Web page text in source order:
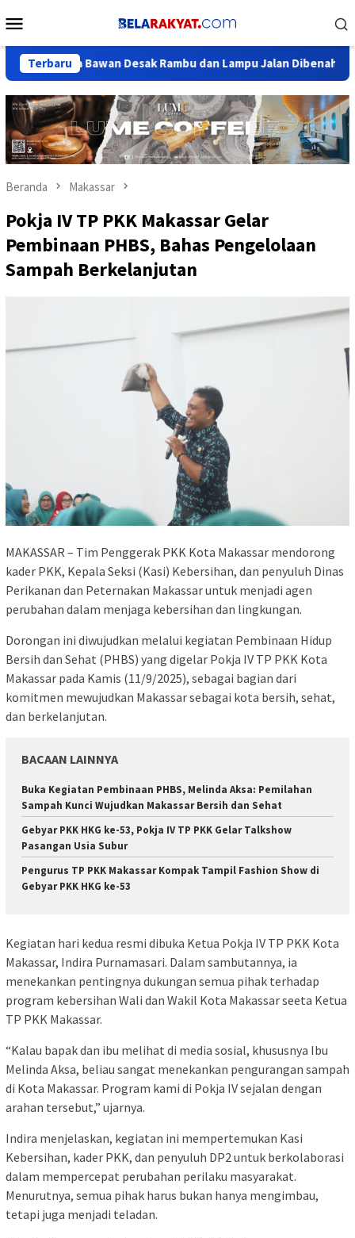
ke
Mobile
Terbaru
Bawan Desak Rambu dan Lampu Jalan Dibenahi: Jangan
Beranda Makassar
Pokja IV TP PKK Makassar Gelar
Pembinaan PHBS, Bahas Pengelolaan
Sampah Berkelanjutan
MAKASSAR – Tim Penggerak PKK Kota Makassar mendorong
kader PKK, Kepala Seksi (Kasi) Kebersihan, dan penyuluh Dinas
Perikanan dan Peternakan Makassar untuk menjadi agen
perubahan dalam menjaga kebersihan dan lingkungan.
Dorongan ini diwujudkan melalui kegiatan Pembinaan Hidup
Bersih dan Sehat (PHBS) yang digelar Pokja IV TP PKK Kota
Makassar pada Kamis (11/9/2025), sebagai bagian dari
komitmen mewujudkan Makassar sebagai kota bersih, sehat,
dan berkelanjutan.
BACAAN LAINNYA
Buka Kegiatan Pembinaan PHBS, Melinda Aksa: Pemilahan
Sampah Kunci Wujudkan Makassar Bersih dan Sehat
Gebyar PKK HKG ke-53, Pokja IV TP PKK Gelar Talkshow
Pasangan Usia Subur
Pengurus TP PKK Makassar Kompak Tampil Fashion Show di
Gebyar PKK HKG ke-53
Kegiatan hari kedua resmi dibuka Ketua Pokja IV TP PKK Kota
Makassar, Indira Purnamasari. Dalam sambutannya, ia
menekankan pentingnya dukungan semua pihak terhadap
program kebersihan Wali dan Wakil Kota Makassar seeta Ketua
TP PKK Makassar.
“Kalau bapak dan ibu melihat di media sosial, khususnya Ibu
Melinda Aksa, beliau sangat menekankan pengurangan sampah
di Kota Makassar. Program kami di Pokja IV sejalan dengan
arahan tersebut,” ujarnya.
Indira menjelaskan, kegiatan ini mempertemukan Kasi
Kebersihan, kader PKK, dan penyuluh DP2 untuk berkolaborasi
dalam mempercepat perubahan perilaku masyarakat.
Menurutnya, semua pihak harus bukan hanya mengimbau,
tetapi juga menjadi teladan.